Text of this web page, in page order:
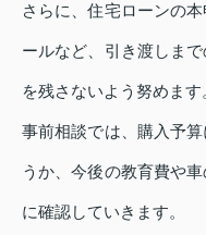
さらに、住宅ローンの
ールなど、引き渡しま
を残さないよう努めます
事前相談では、購入予
うか、今後の教育費や
に確認していきます。